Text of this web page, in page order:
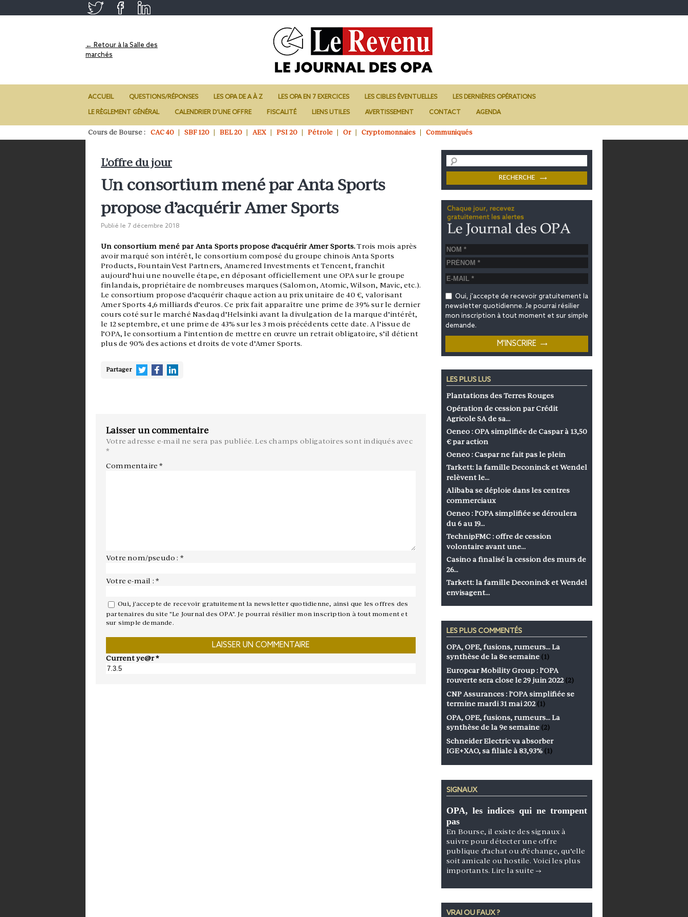
← Retour à la Salle des
marchés
ACCUEIL QUESTIONS/RÉPONSES LES OPA DE A À Z LES OPA EN 7 EXERCICES LES CIBLES ÉVENTUELLES LES DERNIÈRES OPÉRATIONS
LE RÈGLEMENT GÉNÉRAL CALENDRIER D’UNE OFFRE FISCALITÉ LIENS UTILES AVERTISSEMENT CONTACT AGENDA
Cours de Bourse : CAC 40 SBF 120 BEL 20 AEX PSI 20 Pétrole Or Cryptomonnaies Communiqués
L'offre du jour
Un consortium mené par Anta Sports
propose d’acquérir Amer Sports
Publié le 7 décembre 2018
Un consortium mené par Anta Sports propose d’acquérir Amer Sports.Trois mois après
avoir marqué son intérêt, le consortium composé du groupe chinois Anta Sports
Products, FountainVest Partners, Anamered Investments et Tencent, franchit
aujourd’hui une nouvelle étape, en déposant officiellement une OPA sur le groupe
finlandais, propriétaire de nombreuses marques (Salomon, Atomic, Wilson, Mavic, etc.).
Le consortium propose d’acquérir chaque action au prix unitaire de 40 €, valorisant
Amer Sports 4,6 milliards d’euros. Ce prix fait apparaître une prime de 39% sur le dernier
cours coté sur le marché Nasdaq d’Helsinki avant la divulgation de la marque d’intérêt,
le 12 septembre, et une prime de 43% sur les 3 mois précédents cette date. A l’issue de
l’OPA, le consortium a l’intention de mettre en œuvre un retrait obligatoire, s’il détient
plus de 90% des actions et droits de vote d’Amer Sports.
Partager
Laisser un commentaire
Votre adresse e-mail ne sera pas publiée. Les champs obligatoires sont indiqués avec
*
Commentaire*
Votre nom/pseudo : *
Votre e-mail : *
Oui, j'accepte de recevoir gratuitement la newsletter quotidienne, ainsi que les offres des
partenaires du site "Le Journal des OPA". Je pourrai résilier mon inscription à tout moment et
sur simple demande.
Current ye@r*
Oui, j'accepte de recevoir gratuitement la
newsletter quotidienne. Je pourrai résilier
mon inscription à tout moment et sur simple
demande.
LES PLUS LUS
Plantations des Terres Rouges
Opération de cession par Crédit
Agricole SA de sa…
Oeneo : OPA simplifiée de Caspar à 13,50
€ par action
Oeneo : Caspar ne fait pas le plein
Tarkett: la famille Deconinck et Wendel
relèvent le…
Alibaba se déploie dans les centres
commerciaux
Oeneo : l’OPA simplifiée se déroulera
du 6 au 19…
TechnipFMC : offre de cession
volontaire avant une…
Casino a finalisé la cession des murs de
26…
Tarkett: la famille Deconinck et Wendel
envisagent…
LES PLUS COMMENTÉS
OPA, OPE, fusions, rumeurs… La
synthèse de la 8e semaine (1)
Europcar Mobility Group : l’OPA
rouverte sera close le 29 juin 2022 (2)
CNP Assurances : l’OPA simplifiée se
termine mardi 31 mai 202 (1)
OPA, OPE, fusions, rumeurs… La
synthèse de la 9e semaine (2)
Schneider Electric va absorber
IGE+XAO, sa filiale à 83,93% (1)
SIGNAUX
OPA, les indices qui ne trompent
pas
En Bourse, il existe des signaux à
suivre pour détecter une offre
publique d’achat ou d’échange, qu’elle
soit amicale ou hostile. Voici les plus
importants.Lire la suite →
VRAI OU FAUX ?